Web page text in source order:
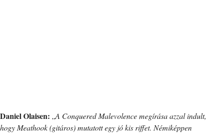
Daniel Olaisen: „A Conquered Malevolence megírása azzal indult,
hogy Meathook (gitáros) mutatott egy jó kis riffet. Némiképpen